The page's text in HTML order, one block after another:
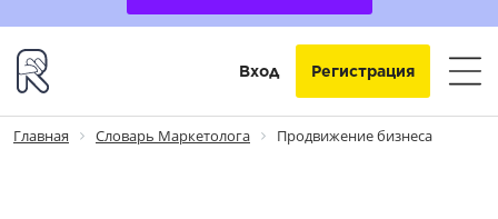
Вход Регистрация
Главная Словарь Маркетолога Продвижение бизнеса